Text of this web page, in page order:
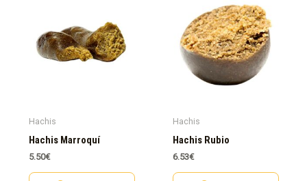
Hachis
Hachis Marroquí
5.50€
Hachis
Hachis Rubio
6.53€